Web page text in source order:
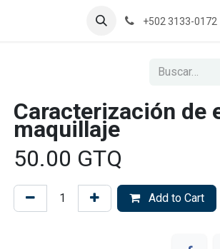
+502 3133-0172
Caracterización de
maquillaje
50.00 GTQ
Add to Cart